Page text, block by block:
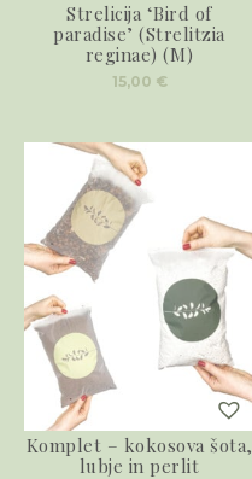
Strelicija ‘Bird of
paradise’ (Strelitzia
reginae) (M)
15,00 €
Komplet – kokosova šota,
lubje in perlit